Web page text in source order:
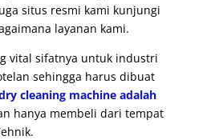
situs resmi kami kunjungi
layanan kami.
vital sifatnya untuk industri
sehingga harus dibuat
cleaning machine adalah
hanya membeli dari tempat